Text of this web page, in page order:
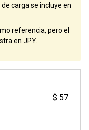
carga se incluye en
referencia, pero el
en JPY.
$ 57